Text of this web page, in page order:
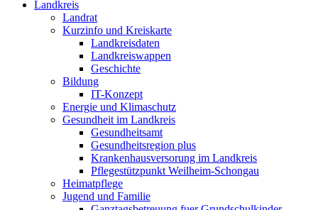
Landkreis
Landrat
Kurzinfo und Kreiskarte
Landkreisdaten
Landkreiswappen
Geschichte
Bildung
IT-Konzept
Energie und Klimaschutz
Gesundheit im Landkreis
Gesundheitsamt
Gesundheitsregion plus
Krankenhausversorung im Landkreis
Pflegestützpunkt Weilheim-Schongau
Heimatpflege
Jugend und Familie